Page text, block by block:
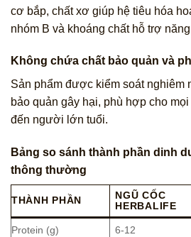
cơ bắp, chất xơ giúp hệ tiêu hóa
nhóm B và khoáng chất hỗ trợ
Không chứa chất bảo quản và
Sản phẩm được kiểm soát nghiêm
bảo quản gây hại, phù hợp cho
đến người lớn tuổi.
Bảng so sánh thành phần dinh
thông thường
THÀNH PHẦN
NGŨ CỐC
HERBALIFE
Protein (g) 6-12